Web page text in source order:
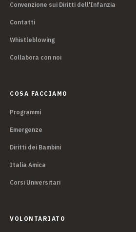
Convenzione sui Diritti dell'Infanzia
Contatti
Whistleblowing
Collabora con noi
COSA FACCIAMO
Programmi
Emergenze
Diritti dei Bambini
Italia Amica
Corsi Universitari
VOLONTARIATO